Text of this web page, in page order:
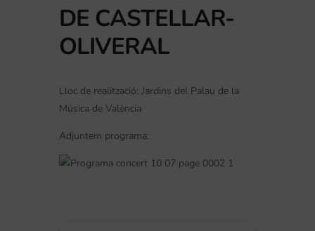
DE CASTELLAR-
OLIVERAL
Lloc de realització: Jardins del Palau de la
Música de València
Adjuntem programa: